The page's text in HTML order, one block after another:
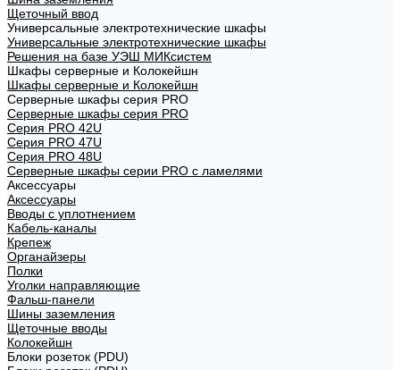
Щеточный ввод
Универсальные электротехнические шкафы
Универсальные электротехнические шкафы
Решения на базе УЭШ МИКсистем
Шкафы серверные и Колокейшн
Шкафы серверные и Колокейшн
Серверные шкафы серия PRO
Серверные шкафы серия PRO
Серия PRO 42U
Серия PRO 47U
Серия PRO 48U
Серверные шкафы серии PRO с ламелями
Аксессуары
Аксессуары
Вводы с уплотнением
Кабель-каналы
Крепеж
Органайзеры
Полки
Уголки направляющие
Фальш-панели
Шины заземления
Щеточные вводы
Колокейшн
Блоки розеток (PDU)